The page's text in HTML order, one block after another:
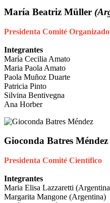
María Beatriz Müller
Presidenta Comité
Integrantes
María Cecilia Amato
Maria Paola Amato
Paola Muñoz Duarte
Patricia Pinto
Silvina Bentivegna
Ana Horber
Gioconda Batres Méndez
Presidenta Comité Científico
Integrantes
Maria Elisa Lazzaretti
Margarita Mangone (Argentina)